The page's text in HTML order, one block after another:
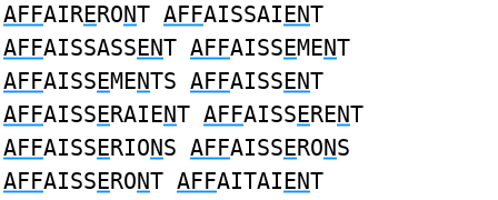
AFFAIRERONT AFFAISSAIENT
AFFAISSASSENT AFFAISSEMENT
AFFAISSEMENTS AFFAISSENT
AFFAISSERAIENT AFFAISSERENT
AFFAISSERIONS AFFAISSERONS
AFFAISSERONT AFFAITAIENT